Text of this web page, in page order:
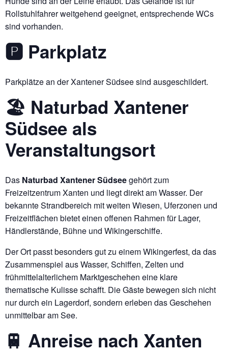
Rollstuhlfahrer weitgehend geeignet, entsprechende WCs
sind vorhanden.
🅿️ Parkplatz
Parkplätze an der Xantener Südsee sind ausgeschildert.
🏖️ Naturbad Xantener
Südsee als
Veranstaltungsort
Das Naturbad Xantener Südseegehört zum
Freizeitzentrum Xanten und liegt direkt am Wasser. Der
bekannte Strandbereich mit weiten Wiesen, Uferzonen und
Freizeitflächen bietet einen offenen Rahmen für Lager,
Händlerstände, Bühne und Wikingerschiffe.
Der Ort passt besonders gut zu einem Wikingerfest, da das
Zusammenspiel aus Wasser, Schiffen, Zelten und
frühmittelalterlichem Marktgeschehen eine klare
thematische Kulisse schafft. Die Gäste bewegen sich nicht
nur durch ein Lagerdorf, sondern erleben das Geschehen
unmittelbar am See.
🚆 Anreise nach Xanten